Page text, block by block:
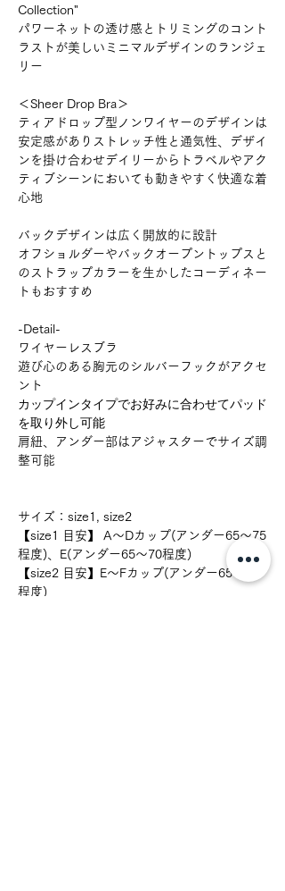
Collection"
パワーネットの透け感とトリミングのコント
ラストが美しいミニマルデザインのランジェ
リー
＜Sheer Drop Bra＞
ティアドロップ型ノンワイヤーのデザインは
安定感がありストレッチ性と通気性、デザイ
ンを掛け合わせデイリーからトラベルやアク
ティブシーンにおいても動きやすく快適な着
心地
バックデザインは広く開放的に設計
オフショルダーやバックオープントップスと
のストラップカラーを生かしたコーディネー
トもおすすめ
-Detail-
ワイヤーレスブラ
遊び心のある胸元のシルバーフックがアクセ
ント
カップインタイプでお好みに合わせてパッド
を取り外し可能
肩紐、アンダー部はアジャスターでサイズ調
整可能
サイズ：size1, size2
【size1 目安】 A～Dカップ(アンダー65〜75
程度)、E(アンダー65〜70程度)
【size2 目安】E〜Fカップ(アンダー65〜80
程度)